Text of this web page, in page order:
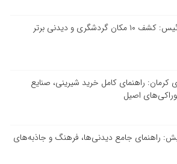
گردشگری و دیدنی برتر
کرمان: راهنمای کامل خرید شیرینی، صنایع
اصیل
راهنمای جامع دیدنی‌ها، فرهنگ و جاذبه‌های